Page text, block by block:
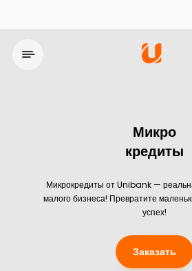
Микро
Микро
кредиты
Микрокредиты от Unibank —
малого бизнеса! Превратите
успех!
Заказать